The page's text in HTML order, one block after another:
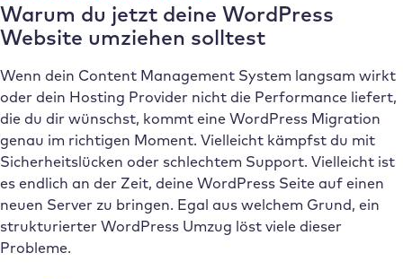
Warum du jetzt deine WordPress
Website umziehen solltest
Wenn dein Content Management System langsam wirkt
oder dein Hosting Provider nicht die Performance liefert,
die du dir wünschst, kommt eine WordPress Migration
genau im richtigen Moment. Vielleicht kämpfst du mit
Sicherheitslücken oder schlechtem Support. Vielleicht ist
es endlich an der Zeit, deine WordPress Seite auf einen
neuen Server zu bringen. Egal aus welchem Grund, ein
strukturierter WordPress Umzug löst viele dieser
Probleme.